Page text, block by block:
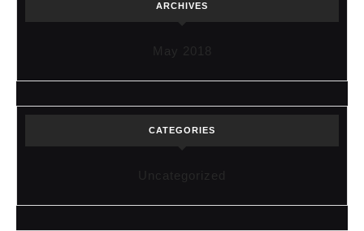
ARCHIVES
May 2018
CATEGORIES
Uncategorized